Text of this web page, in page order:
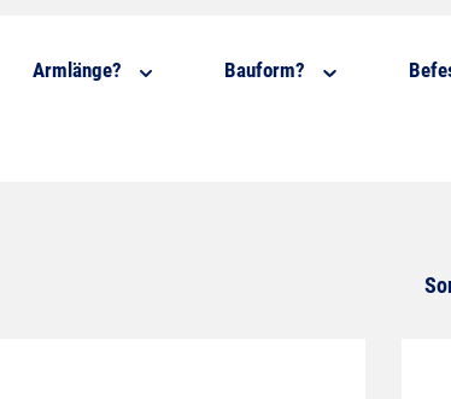
Armlänge? Bauform?